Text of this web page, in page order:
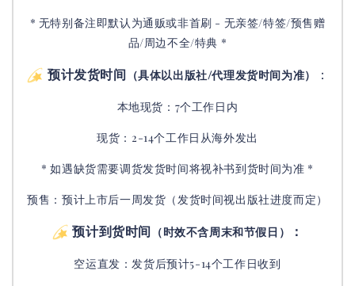
* 无特别备注即默认为通贩或非首刷 - 无亲签/特签/预售赠
品/周边不全/特典 *
预计发货时间 （具体以出版社/代理发货时间为准） ：
本地现货：7个工作日内
现货：2-14个工作日从海外发出
* 如遇缺货需要调货发货时间将视补书到货时间为准 *
预售：预计上市后一周发货（发货时间视出版社进度而定）
预计到货时间 （时效不含周末和节假日） ：
空运直发：发货后预计5-14个工作日收到